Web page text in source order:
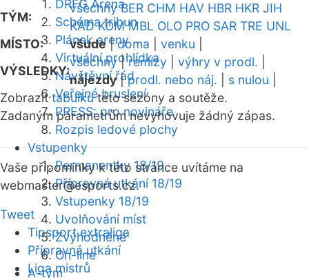
DRFG Arena
Schéma tribun
Plánek areny
Virtuální prohlídka
Návštěvní řád
Veřejné bruslení
PRESS: pro novináře
Rozpis ledové plochy
Vstupenky
Permanentky 18/19
Přípravná utkání 18/19
Vstupenky 18/19
Uvolňování míst
Zvýhodněné
On-line
A-tým
TÝM:
všechny BER CHM HAV HBR HKR JIH
KAD KOM MBL OLO PRO SAR TRE UNL
MÍSTO:
všude|doma venku
VÝSLEDKY:
všechny|remízy výhry v prodl.
nájezdy|prodl. nebo náj. s nulou
Zobrazittabulkutéto sezóny a soutěže.
Zadaným parametrům nevyhovuje žádný zápas.
Vaše připomínky k této stránce uvítáme na
webmaster@esports.cz.
Tweet
Tipsport extraliga
Přípravná utkání
Liga mistrů